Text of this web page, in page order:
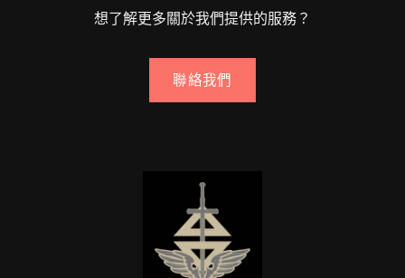
想了解更多關於我們提供的服務？
聯絡我們